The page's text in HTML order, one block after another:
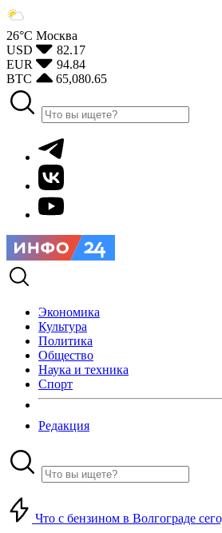
26°С Москва
USD
82.17
EUR
94.84
BTC
65,080.65
Экономика
Культура
Политика
Общество
Наука и техника
Спорт
Редакция
Что с бензином в Волгограде